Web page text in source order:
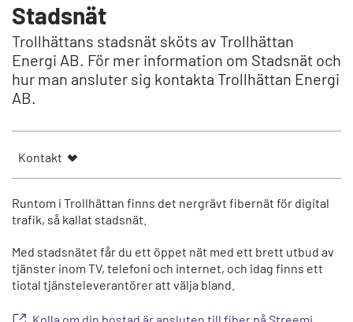
Stadsnät
Trollhättans stadsnät sköts av Trollhättan
Energi AB. För mer information om Stadsnät och
hur man ansluter sig kontakta Trollhättan Energi
AB.
Kontakt
Runtom i Trollhättan finns det nergrävt fibernät för digital
trafik, så kallat stadsnät.
Med stadsnätet får du ett öppet nät med ett brett utbud av
tjänster inom TV, telefoni och internet, och idag finns ett
tiotal tjänsteleverantörer att välja bland.